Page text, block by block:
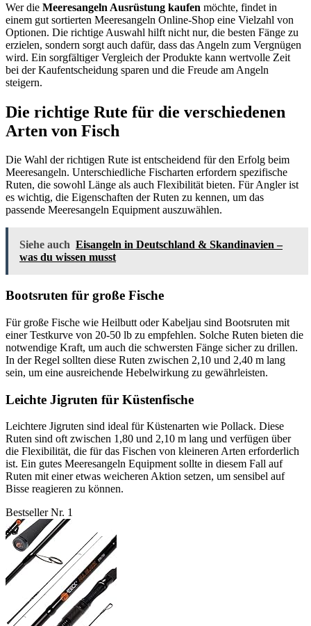
Wer die Meeresangeln Ausrüstung kaufen möchte, findet in
einem gut sortierten Meeresangeln Online-Shop eine Vielzahl von
Optionen. Die richtige Auswahl hilft nicht nur, die besten Fänge zu
erzielen, sondern sorgt auch dafür, dass das Angeln zum Vergnügen
wird. Ein sorgfältiger Vergleich der Produkte kann wertvolle Zeit
bei der Kaufentscheidung sparen und die Freude am Angeln
steigern.
Die richtige Rute für die verschiedenen
Arten von Fisch
Die Wahl der richtigen Rute ist entscheidend für den Erfolg beim
Meeresangeln. Unterschiedliche Fischarten erfordern spezifische
Ruten, die sowohl Länge als auch Flexibilität bieten. Für Angler ist
es wichtig, die Eigenschaften der Ruten zu kennen, um das
passende Meeresangeln Equipment auszuwählen.
Siehe auch Eisangeln in Deutschland & Skandinavien –
was du wissen musst
Bootsruten für große Fische
Für große Fische wie Heilbutt oder Kabeljau sind Bootsruten mit
einer Testkurve von 20-50 lb zu empfehlen. Solche Ruten bieten die
notwendige Kraft, um auch die schwersten Fänge sicher zu drillen.
In der Regel sollten diese Ruten zwischen 2,10 und 2,40 m lang
sein, um eine ausreichende Hebelwirkung zu gewährleisten.
Leichte Jigruten für Küstenfische
Leichtere Jigruten sind ideal für Küstenarten wie Pollack. Diese
Ruten sind oft zwischen 1,80 und 2,10 m lang und verfügen über
die Flexibilität, die für das Fischen von kleineren Arten erforderlich
ist. Ein gutes Meeresangeln Equipment sollte in diesem Fall auf
Ruten mit einer etwas weicheren Aktion setzen, um sensibel auf
Bisse reagieren zu können.
Bestseller Nr. 1